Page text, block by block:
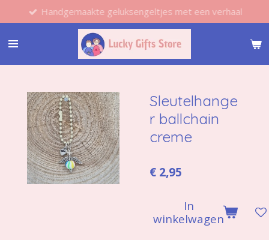
direct
naar
hoofdinhoud
Handgemaakte geluksengeltjes met een verhaal
Sleutelhange
r ballchain
creme
€ 2,95
In
winkelwagen